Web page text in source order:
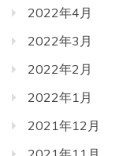
2022年4月
2022年3月
2022年2月
2022年1月
2021年12月